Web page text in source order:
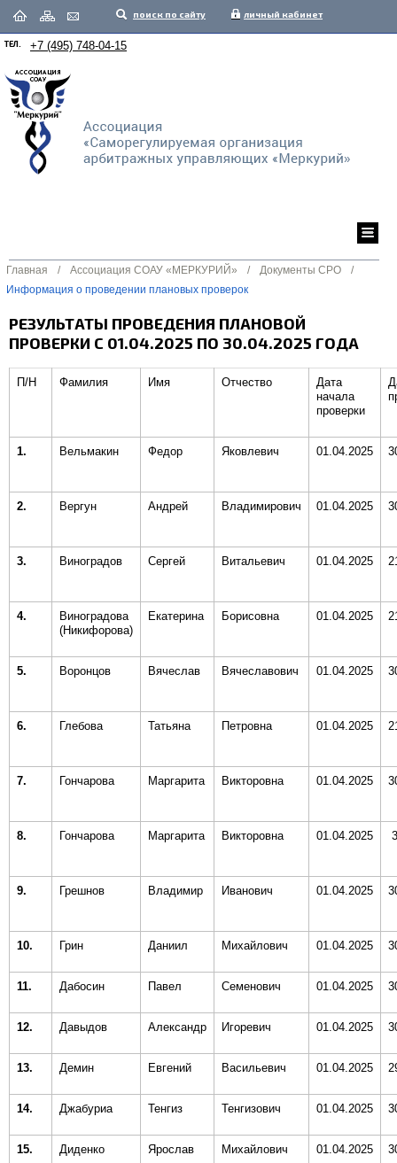
поиск по сайту личный кабинет
ТЕЛ. +7 (495) 748-04-15
Главная / Ассоциация СОАУ «МЕРКУРИЙ» / Документы СРО
/
Информация о проведении плановых проверок
РЕЗУЛЬТАТЫ ПРОВЕДЕНИЯ ПЛАНОВОЙ
ПРОВЕРКИ С 01.04.2025 ПО 30.04.2025 ГОДА
П/Н Фамилия Имя Отчество
Дата
начала
проверки
1. Вельмакин Федор Яковлевич 01.04.2025
2. Вергун Андрей Владимирович 01.04.2025
3. Виноградов Сергей Витальевич 01.04.2025
4.
Виноградова
(Никифорова)
Екатерина Борисовна 01.04.2025
5. Воронцов Вячеслав Вячеславович 01.04.2025
6. Глебова Татьяна Петровна 01.04.2025
7. Гончарова Маргарита Викторовна 01.04.2025
8. Гончарова Маргарита Викторовна 01.04.2025
9. Грешнов Владимир Иванович 01.04.2025
10. Грин Даниил Михайлович 01.04.2025
11. Дабосин Павел Семенович 01.04.2025
12. Давыдов Александр Игоревич 01.04.2025
13. Демин Евгений Васильевич 01.04.2025
14. Джабуриа Тенгиз Тенгизович 01.04.2025
15. Диденко Ярослав Михайлович 01.04.2025